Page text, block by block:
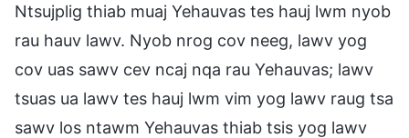
Ntsujplig thiab muaj Yehauvas tes hauj lwm nyob
rau hauv lawv. Nyob nrog cov neeg, lawv yog
cov uas sawv cev ncaj nqa rau Yehauvas; lawv
tsuas ua lawv tes hauj lwm vim yog lawv raug tsa
sawv los ntawm Yehauvas thiab tsis yog lawv